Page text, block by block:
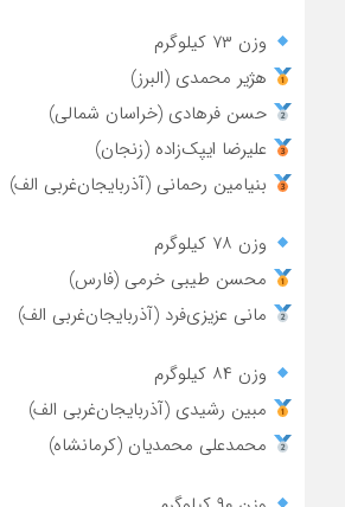
وزن ۷۳ کیلوگرم
هژیر محمدی (البرز)
حسن فرهادی (خراسان شمالی)
علیرضا ایپک‌زاده (زنجان)
بنیامین رحمانی (آذربایجان‌غربی الف)
وزن ۷۸ کیلوگرم
محسن طیبی خرمی (فارس)
مانی عزیزی‌فرد (آذربایجان‌غربی الف)
وزن ۸۴ کیلوگرم
مبین رشیدی (آذربایجان‌غربی الف)
محمدعلی محمدیان (کرمانشاه)